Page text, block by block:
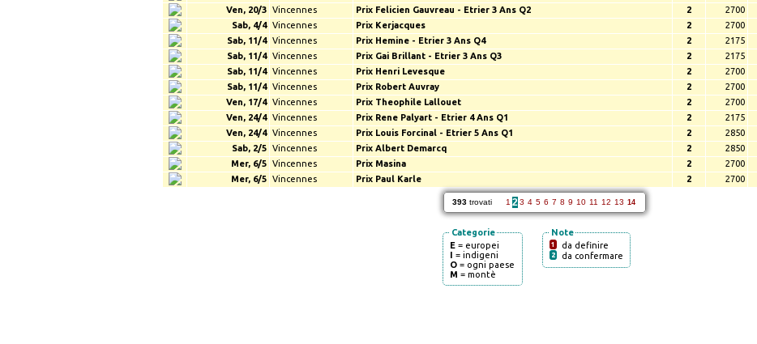
Ven, 20/3 Vincennes Prix Felicien Gauvreau - Etrier 3 Ans Q2 2 2700
Sab, 4/4 Vincennes Prix Kerjacques 2 2700
Sab, 11/4 Vincennes Prix Hemine - Etrier 3 Ans Q4 2 2175
Sab, 11/4 Vincennes Prix Gai Brillant - Etrier 3 Ans Q3 2 2175
Sab, 11/4 Vincennes Prix Henri Levesque 2 2700
Sab, 11/4 Vincennes Prix Robert Auvray 2 2700
Ven, 17/4 Vincennes Prix Theophile Lallouet 2 2700
Ven, 24/4 Vincennes Prix Rene Palyart - Etrier 4 Ans Q1 2 2175
Ven, 24/4 Vincennes Prix Louis Forcinal - Etrier 5 Ans Q1 2 2850
Sab, 2/5 Vincennes Prix Albert Demarcq 2 2850
Mer, 6/5 Vincennes Prix Masina 2 2700
Mer, 6/5 Vincennes Prix Paul Karle 2 2700
393 trovati 1 23 4 5 6 7 8 9 10 11 12 13 14
Categorie
E = europei
I = indigeni
O = ogni paese
M = montè
Note
1 da definire
2 da confermare